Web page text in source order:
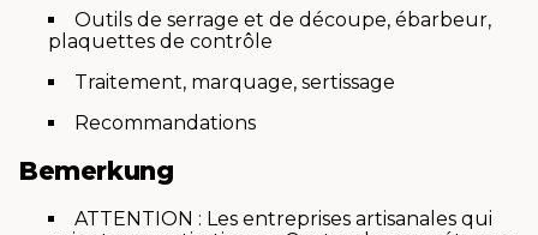
Outils de serrage et de découpe, ébarbeur,
plaquettes de contrôle
Traitement, marquage, sertissage
Recommandations
Bemerkung
ATTENTION : Les entreprises artisanales qui